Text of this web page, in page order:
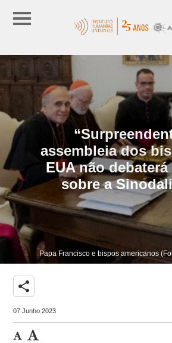
assembleia dos
EUA não
sobre a
Papa Francisco e bispos americanos
share
07 Junho 2023